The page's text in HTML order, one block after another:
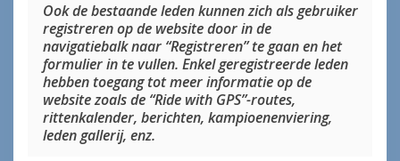
Ook de bestaande leden kunnen zich als gebruiker
registreren op de website door in de
navigatiebalk naar “Registreren” te gaan en het
formulier in te vullen. Enkel geregistreerde leden
hebben toegang tot meer informatie op de
website zoals de “Ride with GPS”-routes,
rittenkalender, berichten, kampioenenviering,
leden gallerij, enz.